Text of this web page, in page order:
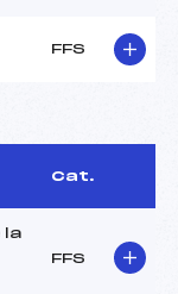
FFS
Cat.
la
FFS